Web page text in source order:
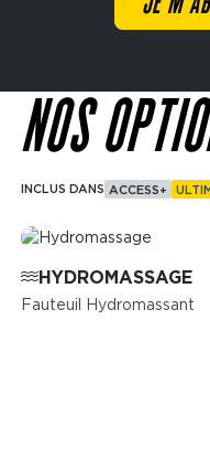
NOS
INCLUS DANS ACCESS+
Image
HYDROMASSAGE
Fauteuil Hydromassant